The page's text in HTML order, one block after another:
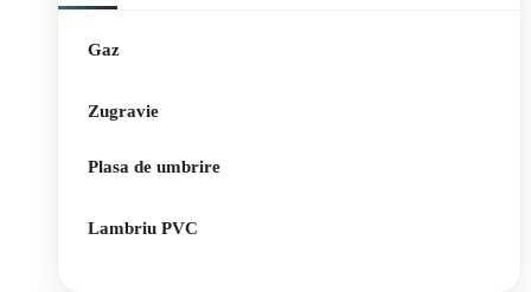
Gaz
Zugravie
Plasa de umbrire
Lambriu PVC